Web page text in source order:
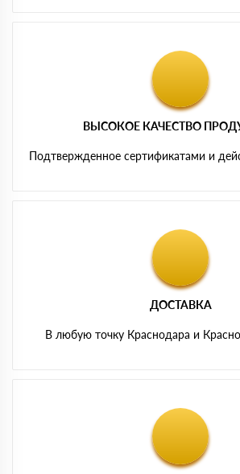
ВЫСОКОЕ КАЧЕСТВО
Подтвержденное сертификатами и
ДОСТАВКА
В любую точку Краснодара и